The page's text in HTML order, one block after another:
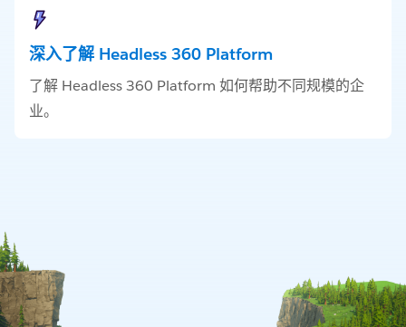
深入了解 Headless 360 Platform
了解 Headless 360 Platform 如何帮助不同规模的企
业。